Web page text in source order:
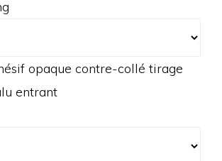
opaque contre-collé tirage
entrant